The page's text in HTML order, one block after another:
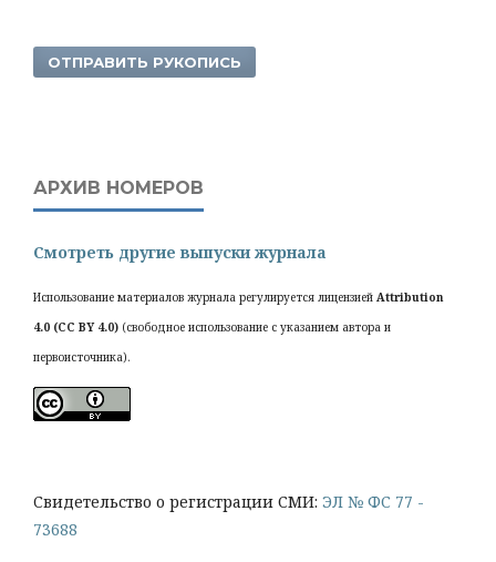
ОТПРАВИТЬ РУКОПИСЬ
АРХИВ НОМЕРОВ
Смотреть другие выпуски журнала
Использование материалов журнала регулируется лицензией Attribution
4.0 (CC BY 4.0) (свободное использование с указанием автора и
первоисточника).
Cвидетельство о регистрации СМИ: ЭЛ № ФС 77 -
73688